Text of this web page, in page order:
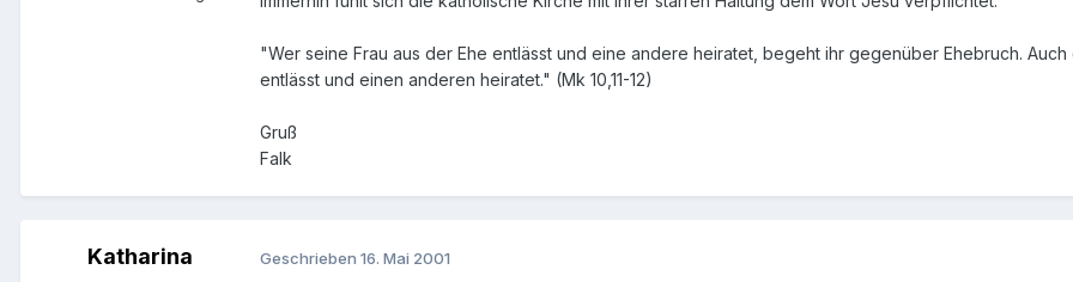
"Wer seine Frau aus der Ehe entlässt und eine andere heiratet, begeht ihr gegenüber Ehebruch.
entlässt und einen anderen heiratet." (Mk 10,11-12)
Gruß
Falk
Katharina Geschrieben 16. Mai 2001